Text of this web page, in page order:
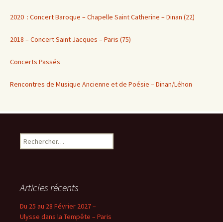
2020 : Concert Baroque – Chapelle Saint Catherine – Dinan (22)
2018 – Concert Saint Jacques – Paris (75)
Concerts Passés
Rencontres de Musique Ancienne et de Poésie – Dinan/Léhon
Rechercher :
Articles récents
Du 25 au 28 Février 2027 –
Ulysse dans la Tempête – Paris